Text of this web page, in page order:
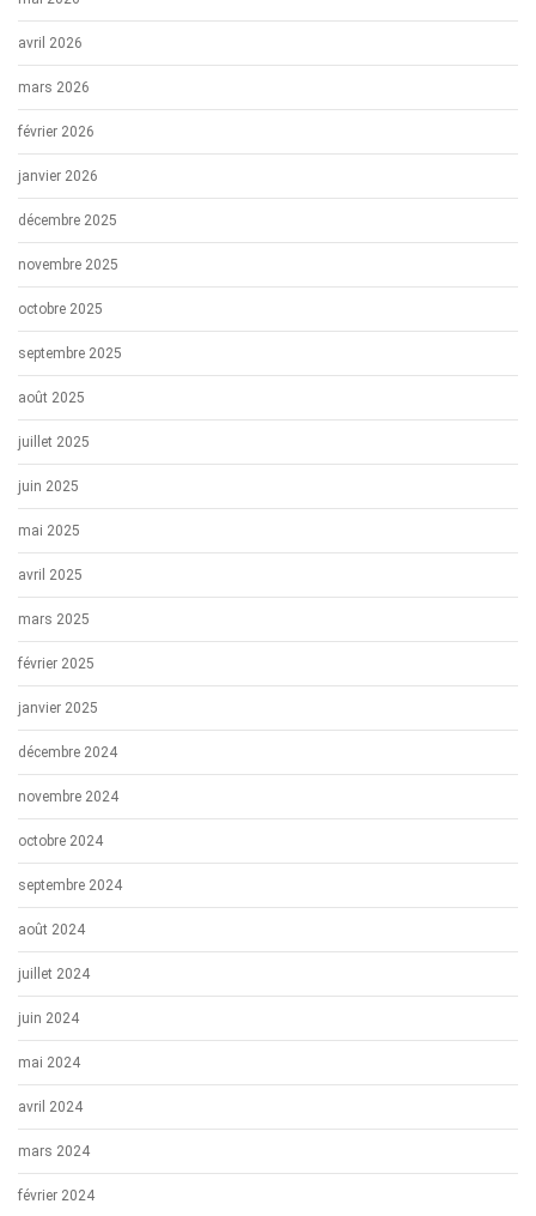
avril 2026
mars 2026
février 2026
janvier 2026
décembre 2025
novembre 2025
octobre 2025
septembre 2025
août 2025
juillet 2025
juin 2025
mai 2025
avril 2025
mars 2025
février 2025
janvier 2025
décembre 2024
novembre 2024
octobre 2024
septembre 2024
août 2024
juillet 2024
juin 2024
mai 2024
avril 2024
mars 2024
février 2024